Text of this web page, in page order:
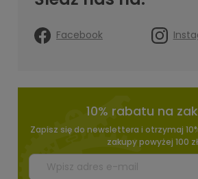
Facebook
10% rabatu na
Zapisz się do newslettera i otrzymaj
zakupy powyżej 100